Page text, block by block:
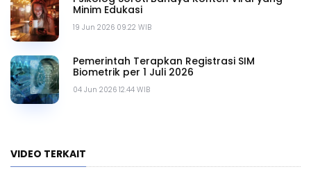
19 Jun 2026 09.22 WIB
Minim Edukasi
04 Jun 2026 12.44 WIB
Pemerintah Terapkan Registrasi SIM
Biometrik per 1 Juli 2026
VIDEO TERKAIT